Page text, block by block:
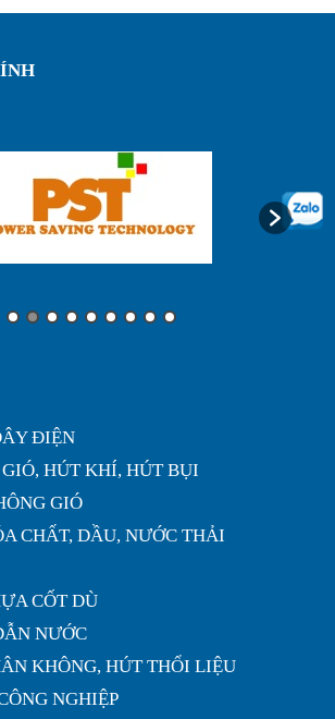
gà lõi thép bọc nhựa phi 75, luôn dây
dây điện, ống ruột gà lõi thép bọc nhựa
của ống nhựa xếp định hình phi 200...
ĐIỆN
HÚT KHÍ, HÚT BỤI
GIÓ
CHẤT, DẦU, NƯỚC THẢI
CỐT DÙ
NƯỚC
KHÔNG, HÚT THỔI LIỆU
NGHIỆP